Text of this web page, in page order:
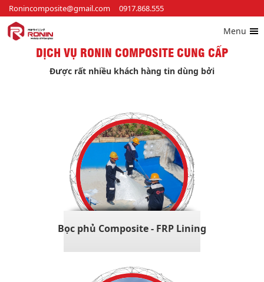
Ronincomposite@gmail.com 0917.868.555
Menu
DỊCH VỤ RONIN COMPOSITE CUNG CẤP
Được rất nhiều khách hàng tin dùng bởi
Bọc phủ Composite - FRP Lining